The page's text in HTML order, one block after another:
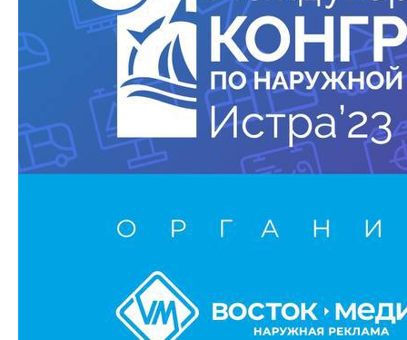
©2023 ООН Конгресс. Все права защищены
Назад